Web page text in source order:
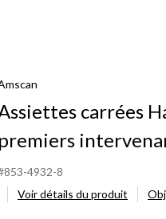
carrées
premiers
4932-8
Voir détails du produit